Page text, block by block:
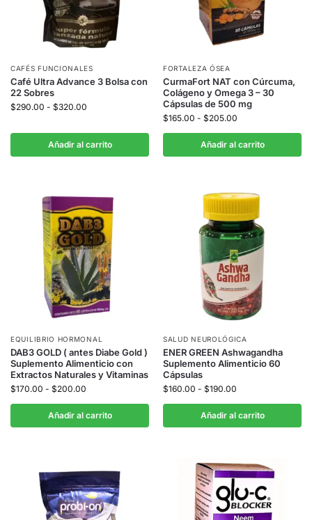
CAFÉS FUNCIONALES
Café Ultra Advance 3 Bolsa con
22 Sobres
$290.00 - $320.00
Añadir al carrito
FORTALEZA ÓSEA
CurmaFort NAT con Cúrcuma,
Colágeno y Omega 3 – 30
Cápsulas de 500 mg
$165.00 - $205.00
Añadir al carrito
EQUILIBRIO HORMONAL
DAB3 GOLD ( antes Diabe Gold )
Suplemento Alimenticio con
Extractos Naturales y Vitaminas
$170.00 - $200.00
Añadir al carrito
SALUD NEUROLÓGICA
ENER GREEN Ashwagandha
Suplemento Alimenticio 60
Cápsulas
$160.00 - $190.00
Añadir al carrito